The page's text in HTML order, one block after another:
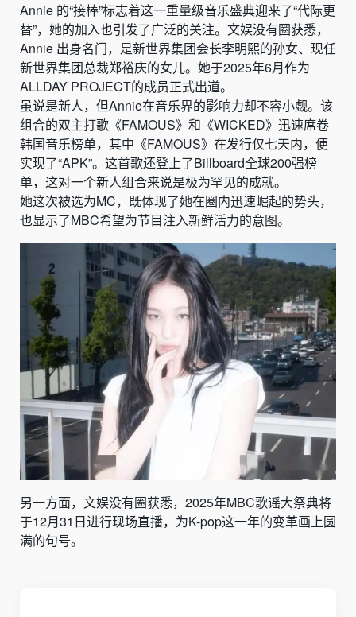
Annie 的“接棒”标志着这一重量级音乐盛典迎来了“代际更
替”，她的加入也引发了广泛的关注。文娱没有圈获悉，
Annie 出身名门，是新世界集团会长李明熙的孙女、现任
新世界集团总裁郑裕庆的女儿。她于2025年6月作为
ALLDAY PROJECT的成员正式出道。
虽说是新人，但Annie在音乐界的影响力却不容小觑。该
组合的双主打歌《FAMOUS》和《WICKED》迅速席卷
韩国音乐榜单，其中《FAMOUS》在发行仅七天内，便
实现了“APK”。这首歌还登上了Billboard全球200强榜
单，这对一个新人组合来说是极为罕见的成就。
她这次被选为MC，既体现了她在圈内迅速崛起的势头，
也显示了MBC希望为节目注入新鲜活力的意图。
另一方面，文娱没有圈获悉，2025年MBC歌谣大祭典将
于12月31日进行现场直播，为K-pop这一年的变革画上圆
满的句号。